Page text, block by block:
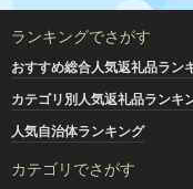
ランキングでさがす
おすすめ総合人気返礼品ラン
カテゴリ別人気返礼品ランキ
人気自治体ランキング
カテゴリでさがす